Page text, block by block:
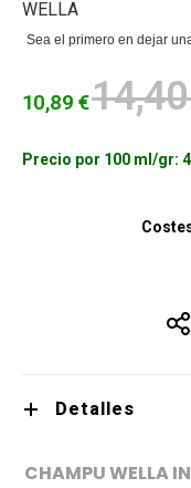
WELLA
Sea el primero en dejar
10,89 €
Precio por 100 ml/gr:
Detalles
CHAMPU WELLA